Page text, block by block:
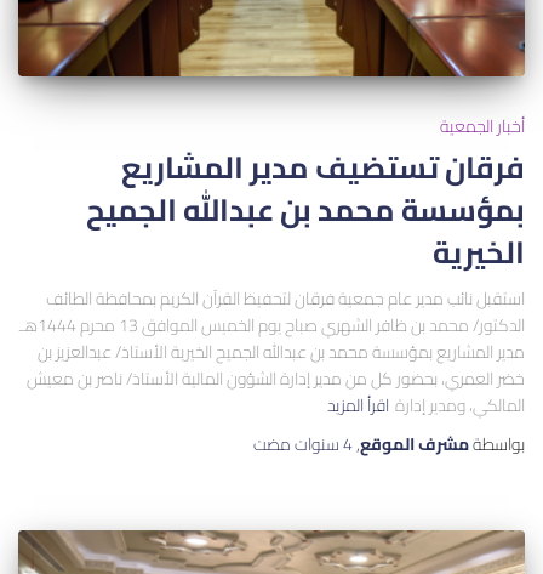
أخبار الجمعية
فرقان تستضيف مدير المشاريع
بمؤسسة محمد بن عبدالله الجميح
الخيرية
استقبل نائب مدير عام جمعية فرقان لتحفيظ القرآن الكريم بمحافظة الطائف
الدكتور/ محمد بن ظافر الشهري صباح يوم الخميس الموافق 13 محرم 1444هـ
مدير المشاريع بمؤسسة محمد بن عبدالله الجميح الخيرية الأستاذ/ عبدالعزيز بن
خضر العمري، بحضور كل من مدير إدارة الشؤون المالية الأستاذ/ ناصر بن معيش
المالكي، ومدير إدارة اقرأ المزيد
بواسطةمشرف الموقع,4 سنوات مضت